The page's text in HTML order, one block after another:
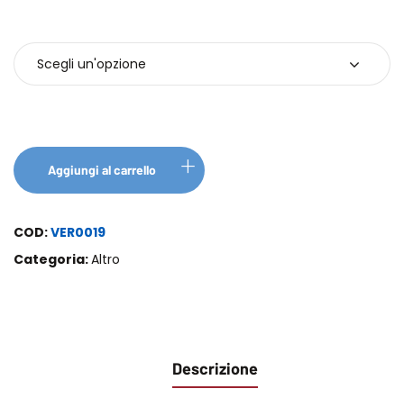
Aggiungi al carrello
COD:VER0019
Categoria:Altro
Descrizione